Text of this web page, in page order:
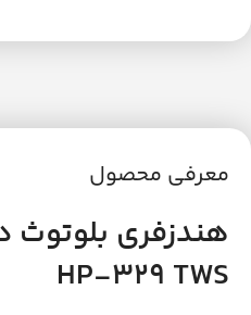
معرفی محصول
HP-329 TWS